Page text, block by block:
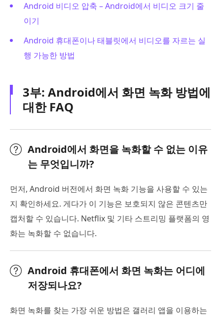
Android 비디오 압축 – Android에서 비디오 크기 줄
이기
Android 휴대폰이나 태블릿에서 비디오를 자르는 실
행 가능한 방법
3부: Android에서 화면 녹화 방법에
대한 FAQ
Android에서 화면을 녹화할 수 없는 이유
는 무엇입니까?
먼저, Android 버전에서 화면 녹화 기능을 사용할 수 있는
지 확인하세요. 게다가 이 기능은 보호되지 않은 콘텐츠만
캡처할 수 있습니다. Netflix 및 기타 스트리밍 플랫폼의 영
화는 녹화할 수 없습니다.
Android 휴대폰에서 화면 녹화는 어디에
저장되나요?
화면 녹화를 찾는 가장 쉬운 방법은 갤러리 앱을 이용하는